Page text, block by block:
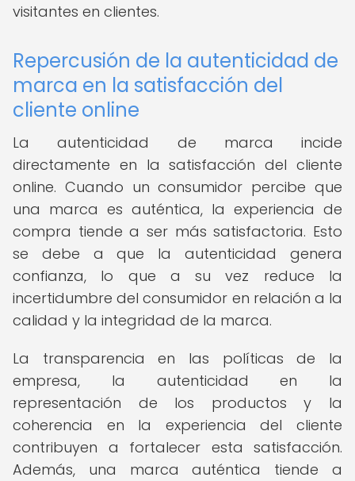
visitantes en clientes.
Repercusión de la autenticidad de
marca en la satisfacción del
cliente online
La autenticidad de marca incide
directamente en la satisfacción del cliente
online. Cuando un consumidor percibe que
una marca es auténtica, la experiencia de
compra tiende a ser más satisfactoria. Esto
se debe a que la autenticidad genera
confianza, lo que a su vez reduce la
incertidumbre del consumidor en relación a la
calidad y la integridad de la marca.
La transparencia en las políticas de la
empresa, la autenticidad en la
representación de los productos y la
coherencia en la experiencia del cliente
contribuyen a fortalecer esta satisfacción.
Además, una marca auténtica tiende a